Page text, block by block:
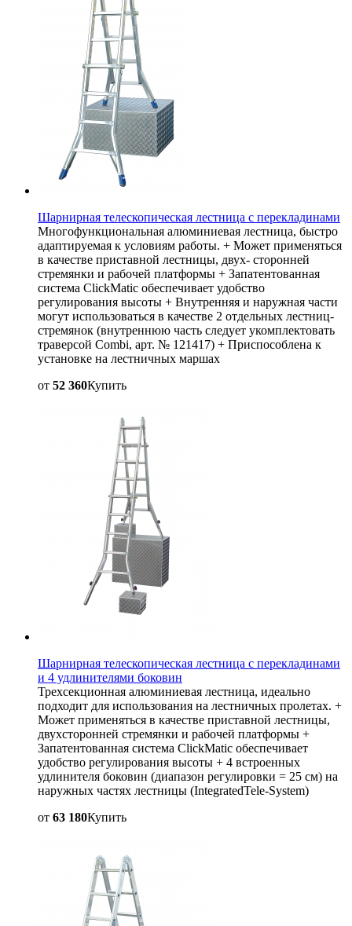
Шарнирная телескопическая лестница с перекладинами
Многофункциональная алюминиевая лестница, быстро
адаптируемая к условиям работы. + Может применяться
в качестве приставной лестницы, двух- сторонней
стремянки и рабочей платформы + Запатентованная
система ClickMatic обеспечивает удобство
регулирования высоты + Внутренняя и наружная части
могут использоваться в качестве 2 отдельных лестниц-
стремянок (внутреннюю часть следует укомплектовать
траверсой Combi, арт. № 121417) + Приспособлена к
установке на лестничных маршах
от 52 360Купить
Шарнирная телескопическая лестница с перекладинами
и 4 удлинителями боковин
Трехсекционная алюминиевая лестница, идеально
подходит для использования на лестничных пролетах. +
Может применяться в качестве приставной лестницы,
двухсторонней стремянки и рабочей платформы +
Запатентованная система ClickMatic обеспечивает
удобство регулирования высоты + 4 встроенных
удлинителя боковин (диапазон регулировки = 25 см) на
наружных частях лестницы (IntegratedTele-System)
от 63 180Купить